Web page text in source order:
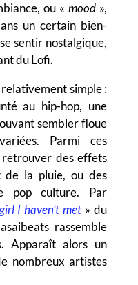
ou « mood »,
un certain bien-
sentir nostalgique,
du Lofi.
simple :
au hip-hop, une
sembler floue
Parmi ces
retrouver des effets
de la pluie, ou des
pop culture. Par
I haven’t met » du
rassemble
Apparaît alors un
nombreux artistes